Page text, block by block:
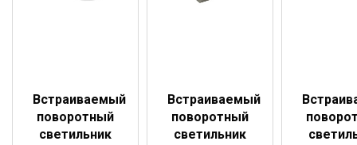
Встраиваемый
поворотный
светильник
Встраиваемый
поворотный
светильник